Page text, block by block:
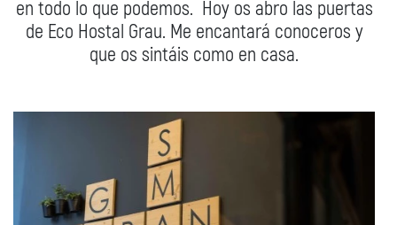
en todo lo que podemos. Hoy os abro las puertas
de Eco Hostal Grau. Me encantará conoceros y
que os sintáis como en casa.